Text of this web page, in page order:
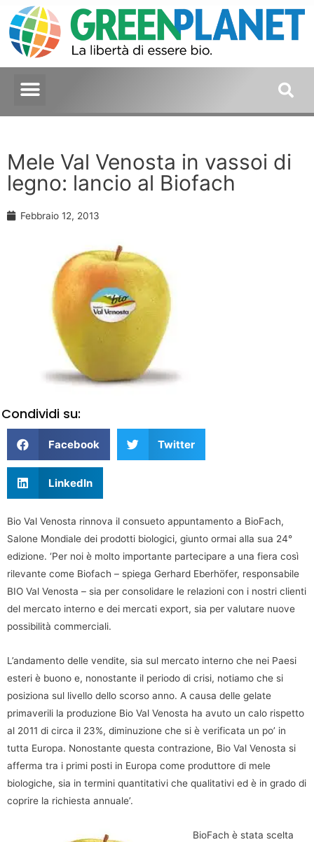
Mele Val Venosta in vassoi di
legno: lancio al Biofach
Febbraio 12, 2013
Condividi su:
Facebook Twitter
LinkedIn
Bio Val Venosta rinnova il consueto appuntamento a BioFach,
Salone Mondiale dei prodotti biologici, giunto ormai alla sua 24°
edizione. ‘Per noi è molto importante partecipare a una fiera così
rilevante come Biofach – spiega Gerhard Eberhöfer, responsabile
BIO Val Venosta – sia per consolidare le relazioni con i nostri clienti
del mercato interno e dei mercati export, sia per valutare nuove
possibilità commerciali.
L’andamento delle vendite, sia sul mercato interno che nei Paesi
esteri è buono e, nonostante il periodo di crisi, notiamo che si
posiziona sul livello dello scorso anno. A causa delle gelate
primaverili la produzione Bio Val Venosta ha avuto un calo rispetto
al 2011 di circa il 23%, diminuzione che si è verificata un po’ in
tutta Europa. Nonostante questa contrazione, Bio Val Venosta si
afferma tra i primi posti in Europa come produttore di mele
biologiche, sia in termini quantitativi che qualitativi ed è in grado di
coprire la richiesta annuale’.
BioFach è stata scelta